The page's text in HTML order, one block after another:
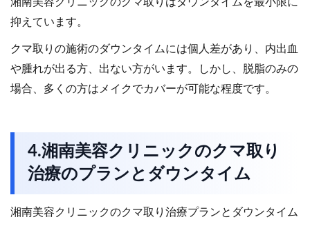
抑えています。
クマ取りの施術のダウンタイムには個人差があり、内出血
や腫れが出る方、出ない方がいます。しかし、脱脂のみの
場合、多くの方はメイクでカバーが可能な程度です。
4.湘南美容クリニックのクマ取り
治療のプランとダウンタイム
湘南美容クリニックのクマ取り治療プランとダウンタイム